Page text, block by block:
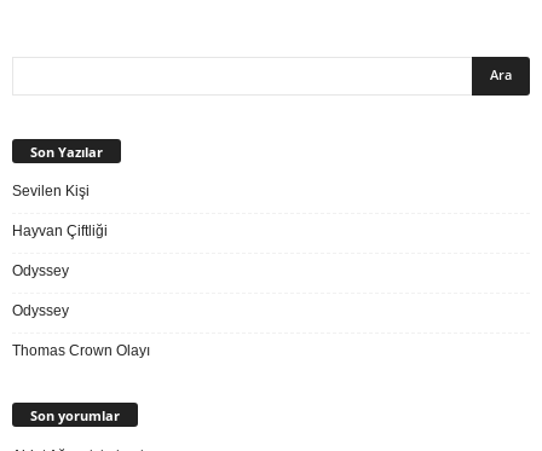
Son Yazılar
Sevilen Kişi
Hayvan Çiftliği
Odyssey
Odyssey
Thomas Crown Olayı
Son yorumlar